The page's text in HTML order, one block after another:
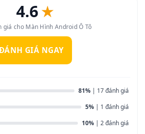
4.6★
giá cho Màn Hình Android Ô Tô
GIÁ NGAY
81% | 17 đánh giá
5% | 1 đánh giá
10% | 2 đánh giá